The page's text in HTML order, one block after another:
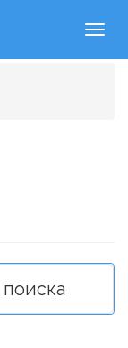
T
a
i